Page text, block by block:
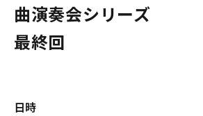
曲演奏会シリーズ
最終回
日時